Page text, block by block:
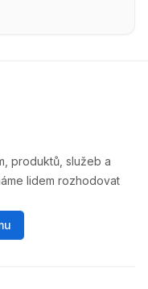
produktů, služeb a
lidem rozhodovat